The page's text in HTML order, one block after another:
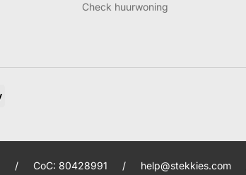
Check huurwoning
/ CoC: 80428991 / help@stekkies.com